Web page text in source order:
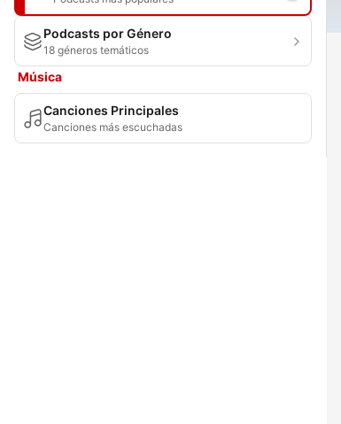
Podcasts por Género
18 géneros temáticos
Música
Canciones Principales
Canciones más escuchadas